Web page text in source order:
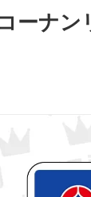
ーナン